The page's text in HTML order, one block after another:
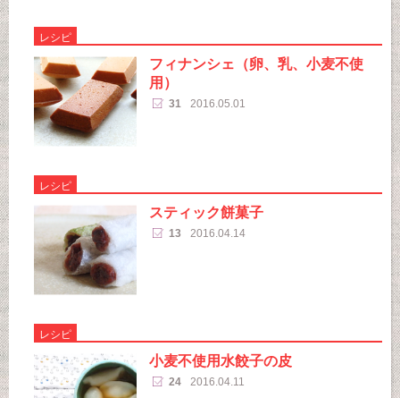
レシピ
フィナンシェ（卵、乳、小麦不使
用）
31 2016.05.01
レシピ
スティック餅菓子
13 2016.04.14
レシピ
小麦不使用水餃子の皮
24 2016.04.11